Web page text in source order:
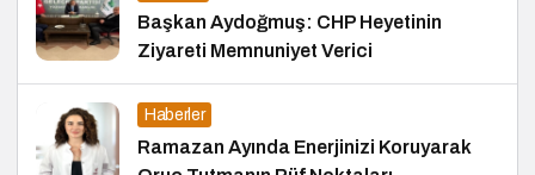
Başkan Aydoğmuş: CHP Heyetinin
Ziyareti Memnuniyet Verici
Haberler
Ramazan Ayında Enerjinizi Koruyarak